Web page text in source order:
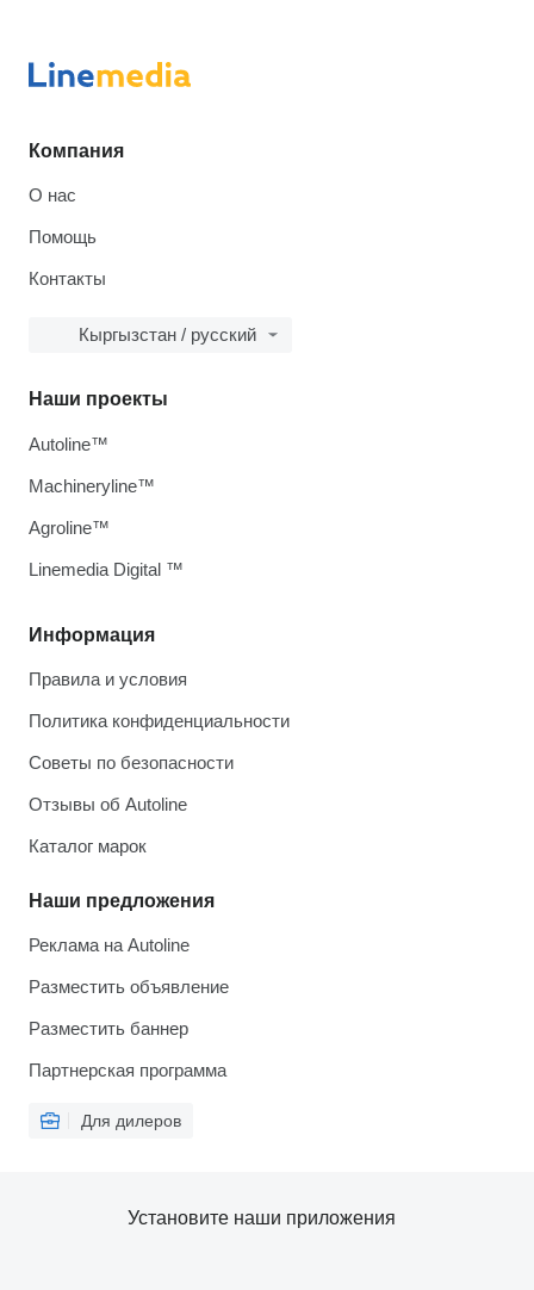
Компания
О нас
Помощь
Контакты
Кыргызстан / русский
Информация
Правила и условия
Политика конфиденциальности
Советы по безопасности
Отзывы об Autoline
Каталог марок
Наши предложения
Реклама на Autoline
Разместить объявление
Разместить баннер
Партнерская программа
Для дилеров
Наши проекты
Autoline™
Machineryline™
Agroline™
Linemedia Digital ™
Установите наши приложения